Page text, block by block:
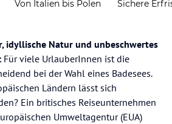
Von Italien bis Polen Sichere
idyllische Natur und unbeschwertes
Für viele UrlauberInnen ist die
bei der Wahl eines Badesees.
Ländern lässt sich
Ein britisches Reiseunternehmen
Umweltagentur (EUA)